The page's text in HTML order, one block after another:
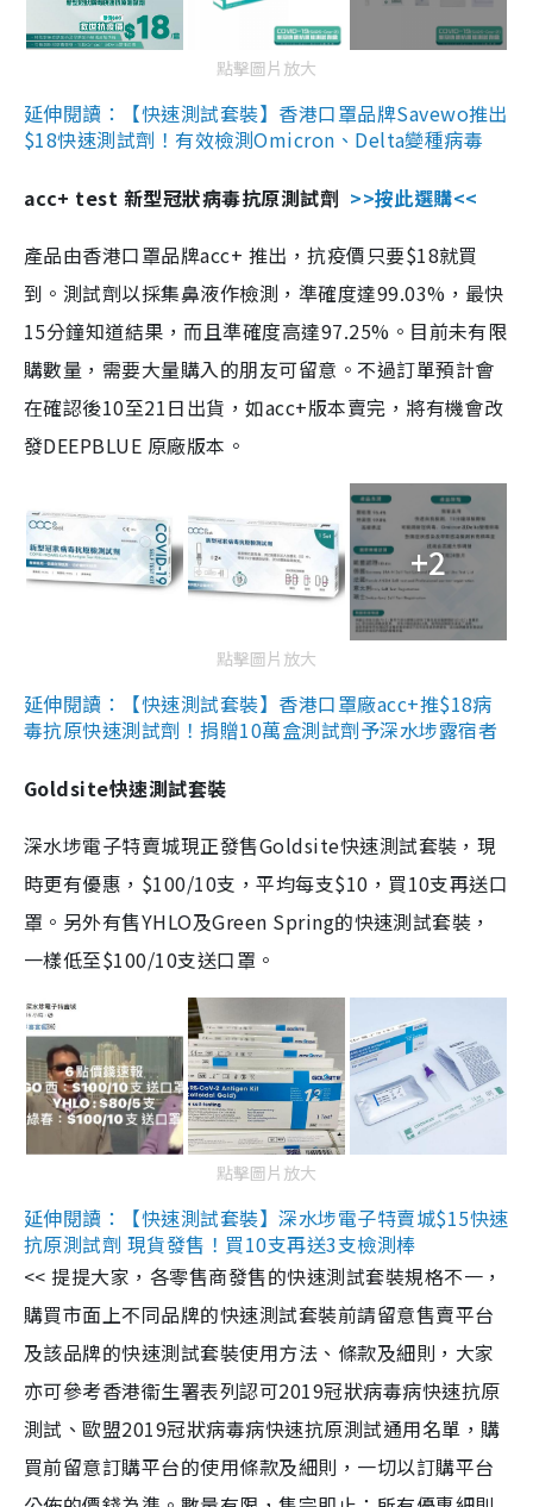
點擊圖片放大
延伸閱讀：【快速測試套裝】香港口罩品牌Savewo推出
$18快速測試劑！有效檢測Omicron、Delta變種病毒
acc+ test 新型冠狀病毒抗原測試劑 >>按此選購<<
產品由香港口罩品牌acc+ 推出，抗疫價只要$18就買
到。測試劑以採集鼻液作檢測，準確度達99.03%，最快
15分鐘知道結果，而且準確度高達97.25%。目前未有限
購數量，需要大量購入的朋友可留意。不過訂單預計會
在確認後10至21日出貨，如acc+版本賣完，將有機會改
發DEEPBLUE 原廠版本。
+2
點擊圖片放大
延伸閱讀：【快速測試套裝】香港口罩廠acc+推$18病
毒抗原快速測試劑！捐贈10萬盒測試劑予深水埗露宿者
Goldsite快速測試套裝
深水埗電子特賣城現正發售Goldsite快速測試套裝，現
時更有優惠，$100/10支，平均每支$10，買10支再送口
罩。另外有售YHLO及Green Spring的快速測試套裝，
一樣低至$100/10支送口罩。
點擊圖片放大
延伸閱讀：【快速測試套裝】深水埗電子特賣城$15快速
抗原測試劑 現貨發售！買10支再送3支檢測棒
<< 提提大家，各零售商發售的快速測試套裝規格不一，
購買市面上不同品牌的快速測試套裝前請留意售賣平台
及該品牌的快速測試套裝使用方法、條款及細則，大家
亦可參考香港衞生署表列認可2019冠狀病毒病快速抗原
測試、歐盟2019冠狀病毒病快速抗原測試通用名單，購
買前留意訂購平台的使用條款及細則，一切以訂購平台